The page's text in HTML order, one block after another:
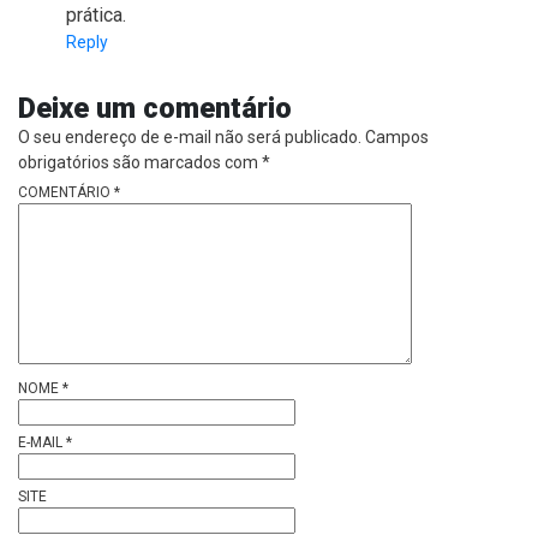
prática.
Reply
Deixe um comentário
O seu endereço de e-mail não será publicado. Campos
obrigatórios são marcados com *
COMENTÁRIO *
NOME *
E-MAIL *
SITE